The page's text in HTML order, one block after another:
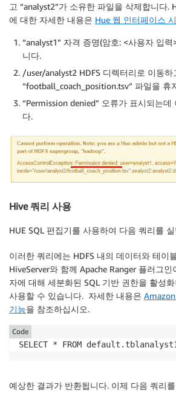
고 “analyst2”가 소유한 파일을 삭제합니다.
에 대한 자세한 내용은 Hue 웹 인터페이스
“analyst1” 자격 증명(암호: <사용자 입
니다.
/user/analyst2 HDFS 디렉터리로 이동하
“football_coach_position.tsv” 파일을 휴
“Permission denied” 오류가 표시되는데
다.
Hive 쿼리 사용
HUE SQL 편집기를 사용하여 다음 쿼리를
이러한 쿼리에는 HDFS 내의 데이터와 테이
HiveServer와 함께 Apache Ranger 플러그
자에 대해 세분화된 SQL 기반 권한을 활성
사용할 수 있습니다. 자세한 내용은
기능을 참조하십시오.
SELECT * FROM
Code
예상한 결과가 반환됩니다. 이제 다음 쿼리